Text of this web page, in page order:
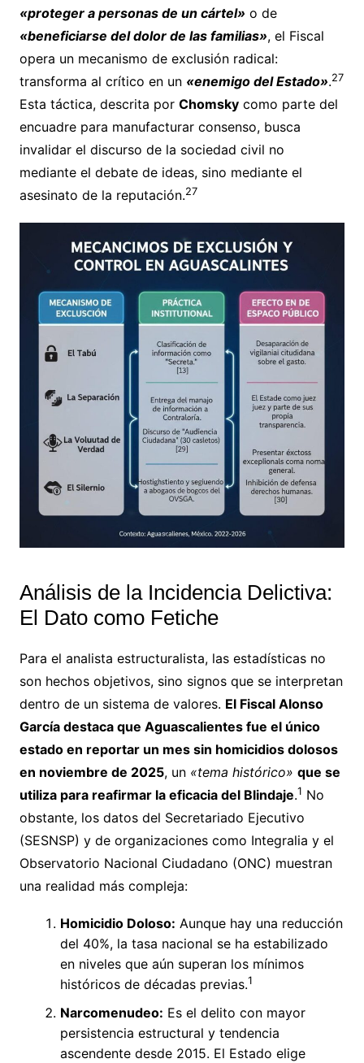
«proteger a personas de un cártel» o de
«beneficiarse del dolor de las familias», el Fiscal
opera un mecanismo de exclusión radical:
transforma al crítico en un «enemigo del Estado».27
Esta táctica, descrita por Chomskycomo parte del
encuadre para manufacturar consenso, busca
invalidar el discurso de la sociedad civil no
mediante el debate de ideas, sino mediante el
asesinato de la reputación.27
Análisis de la Incidencia Delictiva:
El Dato como Fetiche
Para el analista estructuralista, las estadísticas no
son hechos objetivos, sino signos que se interpretan
dentro de un sistema de valores. El Fiscal Alonso
García destaca que Aguascalientes fue el único
estado en reportar un mes sin homicidios dolosos
en noviembre de 2025, un «tema histórico» que se
utiliza para reafirmar la eficacia del Blindaje.1 No
obstante, los datos del Secretariado Ejecutivo
(SESNSP) y de organizaciones como Integralia y el
Observatorio Nacional Ciudadano (ONC) muestran
una realidad más compleja:
Homicidio Doloso: Aunque hay una reducción
del 40%, la tasa nacional se ha estabilizado
en niveles que aún superan los mínimos
históricos de décadas previas.1
Narcomenudeo: Es el delito con mayor
persistencia estructural y tendencia
ascendente desde 2015. El Estado elige